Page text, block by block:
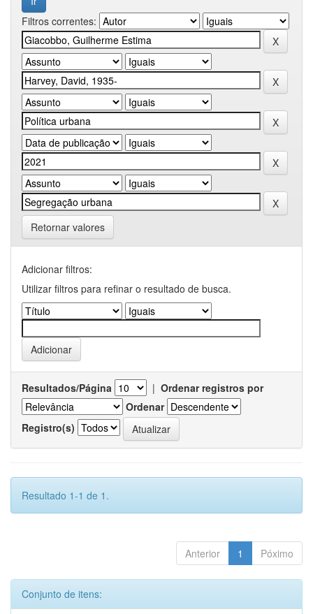
Filtros correntes:
Retornar valores
Adicionar filtros:
Utilizar filtros para refinar o resultado de busca.
Resultados/Página | Ordenar registros por
Ordenar
Registro(s)
Resultado 1-1 de 1.
Anterior 1 Póximo
Conjunto de itens: